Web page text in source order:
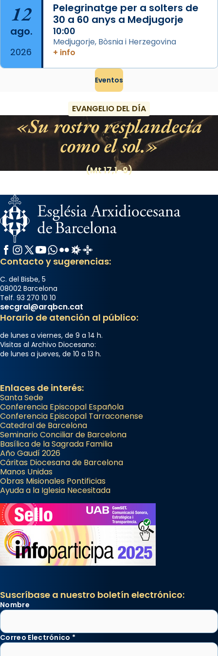
12
ago.
2026
Pelegrinatge per a solters de
30 a 60 anys a Medjugorje
10:00
Medjugorje, Bòsnia i Herzegovina
+ info
Eventos
EVANGELIO DEL DÍA
Su rostro resplandecía
como el sol.
(Mt 17,1-9)
Facebook
Instagram
X / Twitter
YouTube
WhatsApp
FlickrRadio Estel
Catalunya Cristiana
Contacto y sugerencias:
C. del Bisbe, 5
08002 Barcelona
Telf. 93 270 10 10
secgral@arqbcn.cat
Horario de atención al público:
de lunes a viernes, de 9 a 14 h.
Visitas al Archivo Diocesano:
de lunes a jueves, de 10 a 13 h.
Enlaces de interés:
Santa Sede
Conferencia Episcopal Española
Conferencia Episcopal Tarraconense
Catedral de Barcelona
Seminario Conciliar de Barcelona
Basílica de la Sagrada Familia
Año Gaudí 2026
Cáritas Diocesana de Barcelona
Manos Unidas
Obras Misionales Pontificias
Ayuda a la Iglesia Necesitada
Suscríbase a nuestro boletín electrónico:
Nombre
Correo Electrónico *